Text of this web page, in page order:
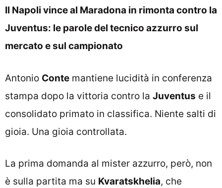
Il Napoli vince al Maradona in rimonta contro la
Juventus: le parole del tecnico azzurro sul
mercato e sul campionato
Antonio Conte mantiene lucidità in conferenza
stampa dopo la vittoria contro la Juventus e il
consolidato primato in classifica. Niente salti di
gioia. Una gioia controllata.
La prima domanda al mister azzurro, però, non
è sulla partita ma su Kvaratskhelia, che